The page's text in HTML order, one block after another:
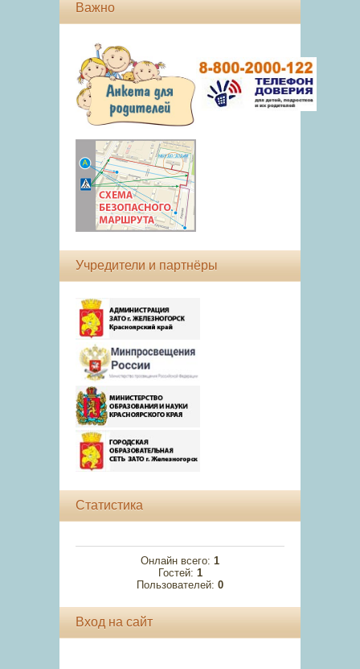
Важно
Учредители и партнёры
Статистика
Онлайн всего: 1
Гостей: 1
Пользователей: 0
Вход на сайт